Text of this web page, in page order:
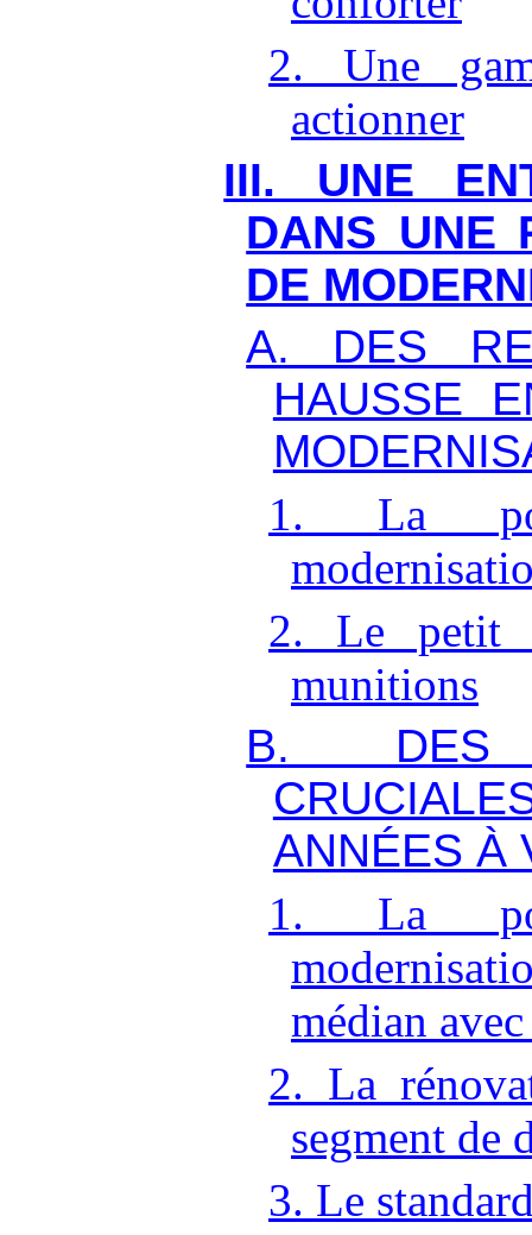
2. Une
actionner
III. UNE
DANS UNE
DE
A. DES
HAUSSE
1. La
2. Le petit
munitions
B. DES
ANNÉES À
1. La
médian
2. La
segment de
3. Le